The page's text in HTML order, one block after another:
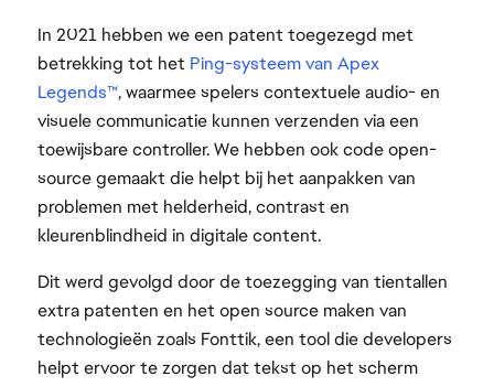
In 2021 hebben we een patent toegezegd met
betrekking tot het Ping-systeem van Apex
Legends™, waarmee spelers contextuele audio- en
visuele communicatie kunnen verzenden via een
toewijsbare controller. We hebben ook code open-
source gemaakt die helpt bij het aanpakken van
problemen met helderheid, contrast en
kleurenblindheid in digitale content.
Dit werd gevolgd door de toezegging van tientallen
extra patenten en het open source maken van
technologieën zoals Fonttik, een tool die developers
helpt ervoor te zorgen dat tekst op het scherm